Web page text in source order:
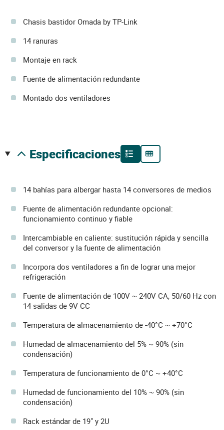
Chasis bastidor Omada by TP-Link
14 ranuras
Montaje en rack
Fuente de alimentación redundante
Montado dos ventiladores
especificaciones
14 bahías para albergar hasta 14 conversores de medios
Fuente de alimentación redundante opcional:
funcionamiento continuo y fiable
Intercambiable en caliente: sustitución rápida y sencilla
del conversor y la fuente de alimentación
Incorpora dos ventiladores a fin de lograr una mejor
refrigeración
Fuente de alimentación de 100V ~ 240V CA, 50/60 Hz con
14 salidas de 9V CC
Temperatura de almacenamiento de -40°C ~ +70°C
Humedad de almacenamiento del 5% ~ 90% (sin
condensación)
Temperatura de funcionamiento de 0°C ~ +40°C
Humedad de funcionamiento del 10% ~ 90% (sin
condensación)
Rack estándar de 19" y 2U